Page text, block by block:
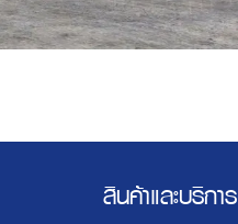
สินค้าและบริการ